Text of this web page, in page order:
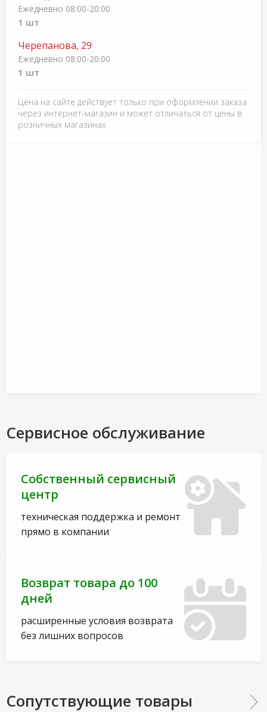
Ежедневно 08:00-20:00
1 шт
Черепанова, 29
Ежедневно 08:00-20:00
1 шт
Цена на сайте действует только при оформлении заказа
через интернет-магазин и может отличаться от цены в
розничных магазинах
Сервисное обслуживание
Собственный сервисный
центр
техническая поддержка и ремонт
прямо в компании
Возврат товара до 100
дней
расширенные условия возврата
без лишних вопросов
Сопутствующие товары